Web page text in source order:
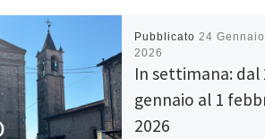
Pubblicato 24 Gennaio
2026
In settimana: dal
gennaio al 1
2026